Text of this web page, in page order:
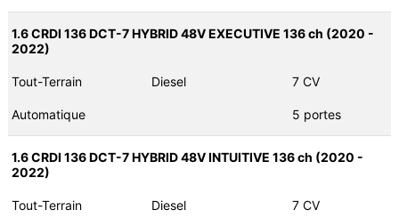
1.6 CRDI 136 DCT-7 HYBRID 48V EXECUTIVE 136 ch (2020 -
2022)
Tout-Terrain Diesel 7 CV
Automatique 5 portes
1.6 CRDI 136 DCT-7 HYBRID 48V INTUITIVE 136 ch (2020 -
2022)
Tout-Terrain Diesel 7 CV